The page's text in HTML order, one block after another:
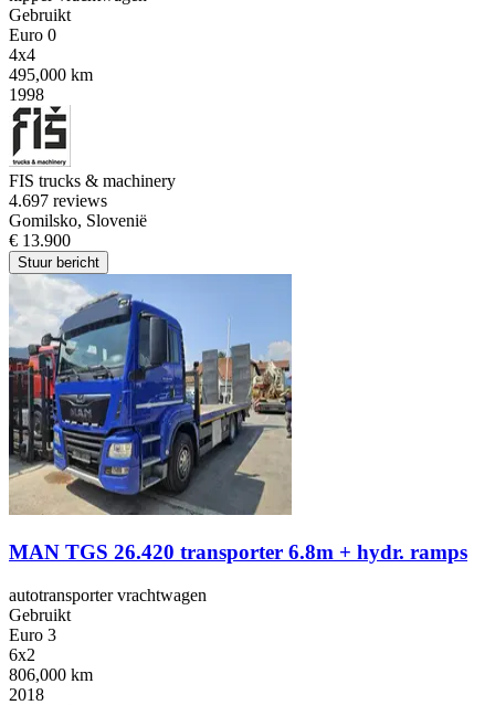
Gebruikt
Euro 0
4x4
495,000 km
1998
FIS trucks & machinery
4.697 reviews
Gomilsko, Slovenië
€ 13.900
Stuur bericht
MAN TGS 26.420 transporter 6.8m + hydr. ramps
autotransporter vrachtwagen
Gebruikt
Euro 3
6x2
806,000 km
2018